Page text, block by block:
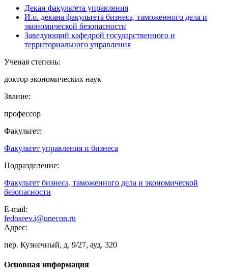
Декан факультета управления
И.о. декана факультета бизнеса, таможенного дела и
экономической безопасности
Заведующий кафедрой государственного и
территориального управления
Ученая степень:
доктор экономических наук
Звание:
профессор
Факультет:
Факультет управления и бизнеса
Подразделение:
Факультет бизнеса, таможенного дела и экономической
безопасности
E-mail:
fedoseev.i@unecon.ru
Адрес:
пер. Кузнечный, д. 9/27, ауд. 320
Основная информация